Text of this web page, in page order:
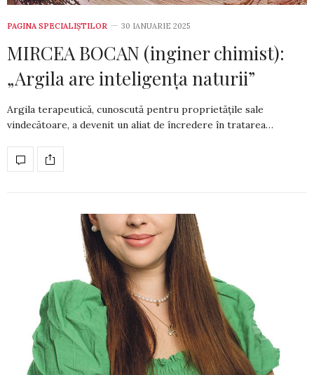
PAGINA SPECIALIȘTILOR 30 IANUARIE 2025
MIRCEA BOCAN (inginer chimist):
„Argila are inteligența naturii”
Argila terapeutică, cunoscută pentru proprietățile sale
vindecătoare, a devenit un aliat de încredere în tratarea…